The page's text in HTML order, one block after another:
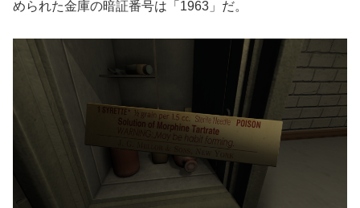
められた金庫の暗証番号は「1963」だ。